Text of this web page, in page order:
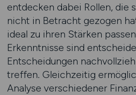
entdecken dabei Rollen, die
nicht in Betracht gezogen
ideal zu ihren Stärken
Erkenntnisse sind
Entscheidungen
treffen. Gleichzeitig
Analyse verschiedener